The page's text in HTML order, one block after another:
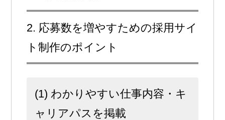
2. 応募数を増やすための採用サイ
ト制作のポイント
(1) わかりやすい仕事内容・キ
ャリアパスを掲載